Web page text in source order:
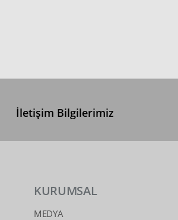
İletişim Bilgilerimiz
KURUMSAL
MEDYA